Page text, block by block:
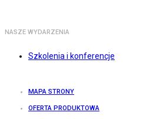
NASZE WYDARZENIA
Szkolenia i konferencje
MAPA STRONY
OFERTA PRODUKTOWA